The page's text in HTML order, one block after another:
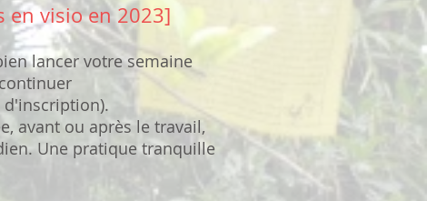
en visio en 2023]
lancer votre semaine
avant ou après le travail,
Une pratique tranquille